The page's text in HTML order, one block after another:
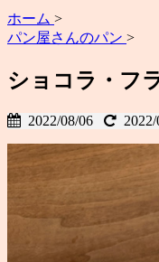
ホーム >
パン屋さんのパン >
ショコラ・フ
2022/08/06